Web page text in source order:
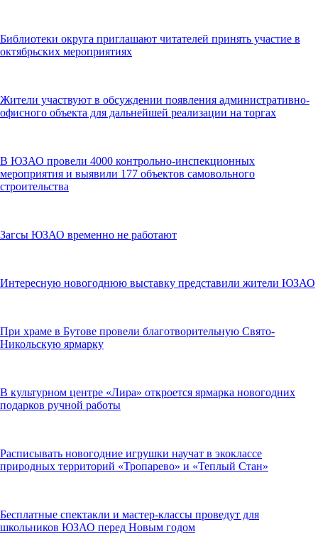
Библиотеки округа приглашают читателей принять участие в
октябрьских мероприятиях
Жители участвуют в обсуждении появления административно-
офисного объекта для дальнейшей реализации на торгах
В ЮЗАО провели 4000 контрольно-инспекционных
мероприятия и выявили 177 объектов самовольного
строительства
Загсы ЮЗАО временно не работают
Интересную новогоднюю выставку представили жители ЮЗАО
При храме в Бутове провели благотворительную Свято-
Никольскую ярмарку
В культурном центре «Лира» откроется ярмарка новогодних
подарков ручной работы
Расписывать новогодние игрушки научат в экоклассе
природных территорий «Тропарево» и «Теплый Стан»
Бесплатные спектакли и мастер-классы проведут для
школьников ЮЗАО перед Новым годом